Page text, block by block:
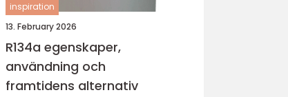
inspiration
13. February 2026
R134a egenskaper,
användning och
framtidens alternativ